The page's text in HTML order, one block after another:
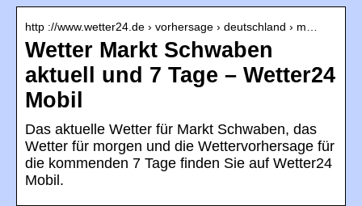
http ://www.wetter24.de › vorhersage › deutschland › m…
Wetter Markt Schwaben
aktuell und 7 Tage – Wetter24
Mobil
Das aktuelle Wetter für Markt Schwaben, das
Wetter für morgen und die Wettervorhersage für
die kommenden 7 Tage finden Sie auf Wetter24
Mobil.